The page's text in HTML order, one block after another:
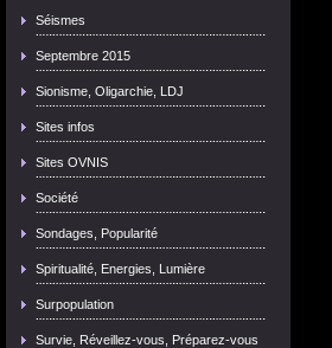
Séismes
Septembre 2015
Sionisme, Oligarchie, LDJ
Sites infos
Sites OVNIS
Société
Sondages, Popularité
Spiritualité, Energies, Lumière
Surpopulation
Survie, Réveillez-vous, Préparez-vous